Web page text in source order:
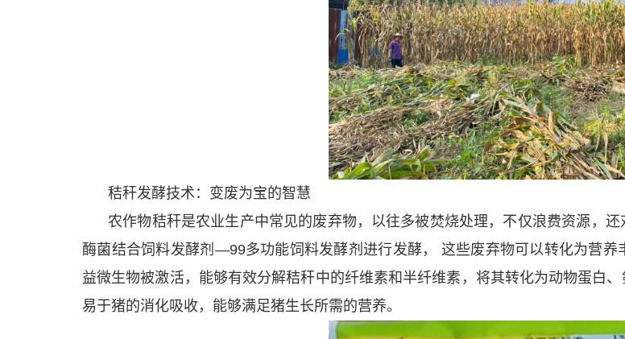
秸秆发酵技术：变废为宝的智慧
农作物秸秆是农业生产中常见的废弃物，以往多被焚烧处理，不仅浪费资源，
酶菌结合饲料发酵剂—99多功能饲料发酵剂进行发酵， 这些废弃物可以转化为营
益微生物被激活，能够有效分解秸秆中的纤维素和半纤维素，将其转化为动物蛋白
易于猪的消化吸收，能够满足猪生长所需的营养。